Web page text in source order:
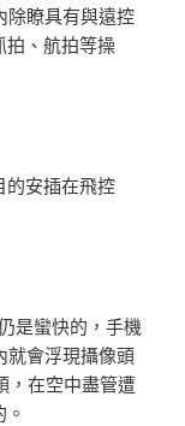
除瞭具有與遠控
拍、航拍等操
的安插在飛控
是蠻快的，手機
就會浮現攝像頭
，在空中盡管遭